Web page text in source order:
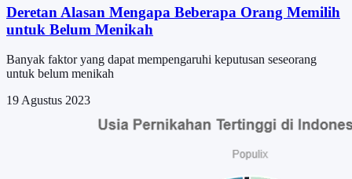
Deretan Alasan Mengapa Beberapa Orang Memilih
untuk Belum Menikah
Banyak faktor yang dapat mempengaruhi keputusan seseorang
untuk belum menikah
19 Agustus 2023